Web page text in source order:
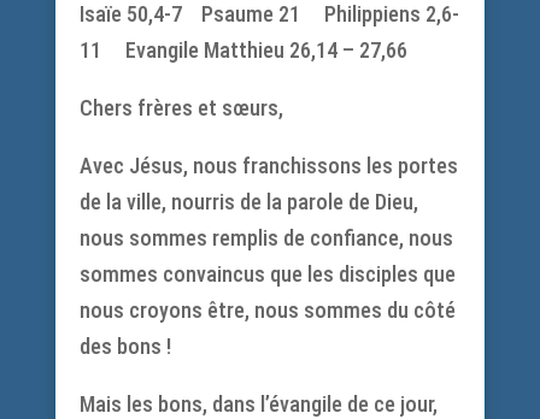
Isaïe 50,4-7 Psaume 21 Philippiens 2,6-
11 Evangile Matthieu 26,14 – 27,66
Chers frères et sœurs,
Avec Jésus, nous franchissons les portes
de la ville, nourris de la parole de Dieu,
nous sommes remplis de confiance, nous
sommes convaincus que les disciples que
nous croyons être, nous sommes du côté
des bons !
Mais les bons, dans l’évangile de ce jour,